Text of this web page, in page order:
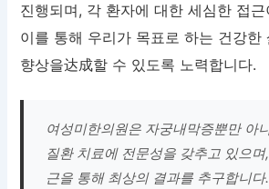
진행되며, 각 환자에 대한 세심한 접
이를 통해 우리가 목표로 하는 건강한
향상을达成할 수 있도록 노력합니다.
여성미한의원은 자궁내막증뿐만 아
질환 치료에 전문성을 갖추고 있으
근을 통해 최상의 결과를 추구합니다.